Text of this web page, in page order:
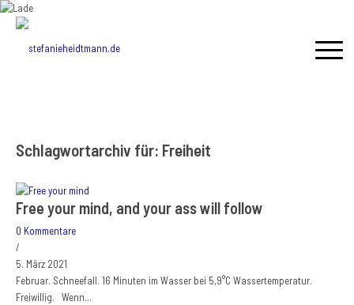
Schlagwortarchiv für: Freiheit
Free your mind, and your ass will follow
0 Kommentare
/
5. März 2021
Februar. Schneefall. 16 Minuten im Wasser bei 5,9°C Wassertemperatur.
Freiwillig. Wenn…